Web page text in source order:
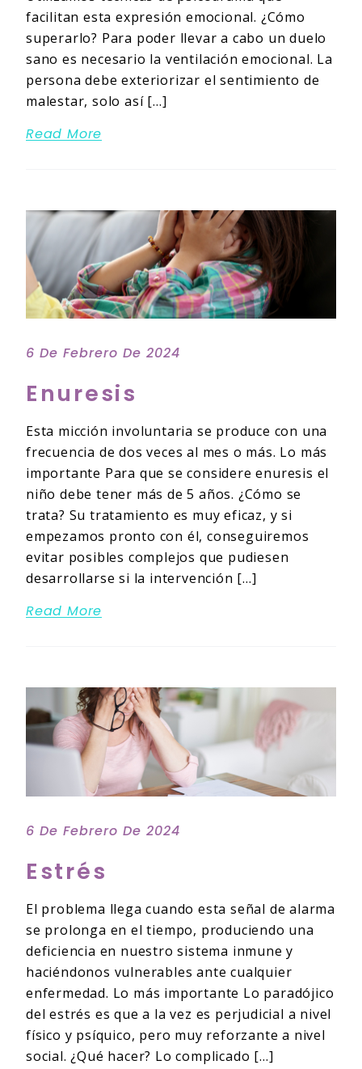
facilitan esta expresión emocional. ¿Cómo
superarlo? Para poder llevar a cabo un duelo
sano es necesario la ventilación emocional. La
persona debe exteriorizar el sentimiento de
malestar, solo así […]
Read More
6 De Febrero De 2024
Enuresis
Esta micción involuntaria se produce con una
frecuencia de dos veces al mes o más. Lo más
importante Para que se considere enuresis el
niño debe tener más de 5 años. ¿Cómo se
trata? Su tratamiento es muy eficaz, y si
empezamos pronto con él, conseguiremos
evitar posibles complejos que pudiesen
desarrollarse si la intervención […]
Read More
6 De Febrero De 2024
Estrés
El problema llega cuando esta señal de alarma
se prolonga en el tiempo, produciendo una
deficiencia en nuestro sistema inmune y
haciéndonos vulnerables ante cualquier
enfermedad. Lo más importante Lo paradójico
del estrés es que a la vez es perjudicial a nivel
físico y psíquico, pero muy reforzante a nivel
social. ¿Qué hacer? Lo complicado […]